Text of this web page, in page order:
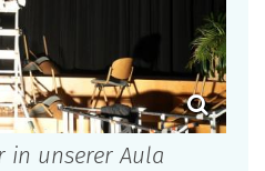
in unserer Aula